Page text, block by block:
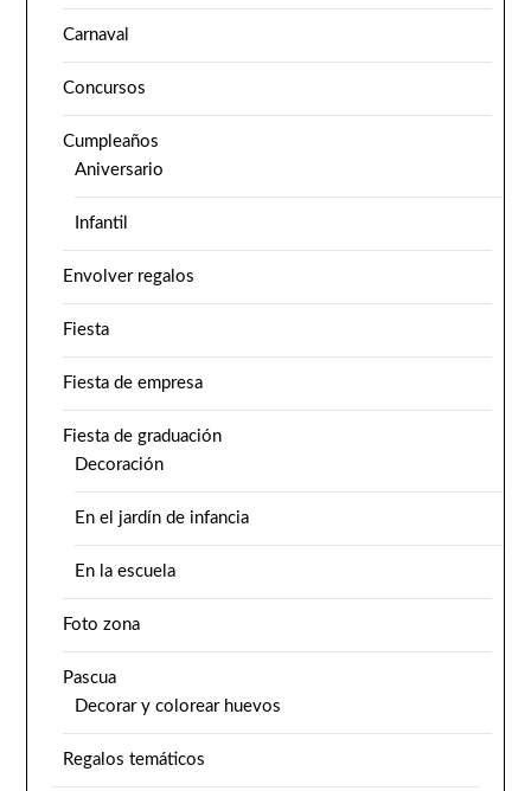
Carnaval
Concursos
Cumpleaños
Aniversario
Infantil
Envolver regalos
Fiesta
Fiesta de empresa
Fiesta de graduación
Decoración
En el jardín de infancia
En la escuela
Foto zona
Pascua
Decorar y colorear huevos
Regalos temáticos